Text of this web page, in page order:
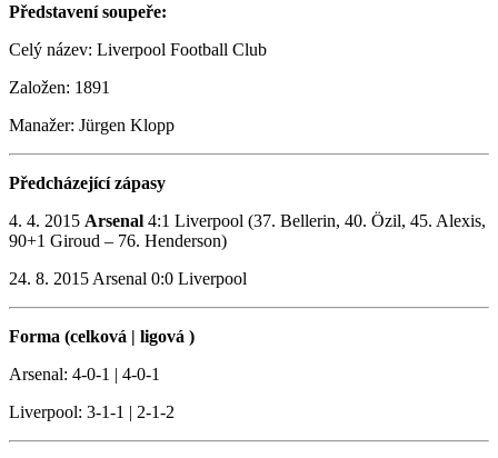
Představení soupeře:
Celý název: Liverpool Football Club
Založen: 1891
Manažer: Jürgen Klopp
Předcházející zápasy
4. 4. 2015 Arsenal 4:1 Liverpool (37. Bellerin, 40. Özil, 45. Alexis,
90+1 Giroud – 76. Henderson)
24. 8. 2015 Arsenal 0:0 Liverpool
Forma (celková | ligová )
Arsenal: 4-0-1 | 4-0-1
Liverpool: 3-1-1 | 2-1-2